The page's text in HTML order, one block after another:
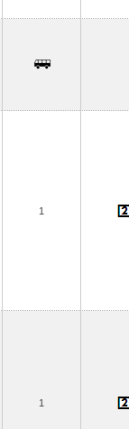
1
1